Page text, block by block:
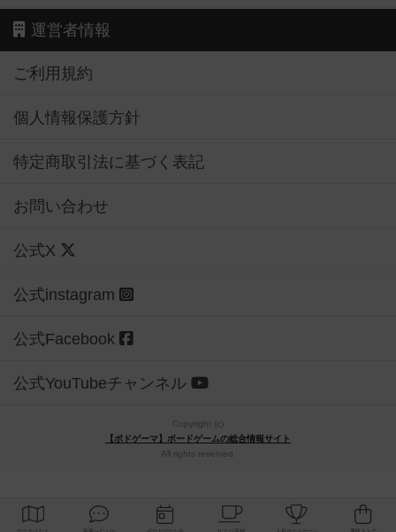
運営者情報
ご利用規約
個人情報保護方針
特定商取引法に基づく表記
お問い合わせ
公式X
公式instagram
公式Facebook
公式YouTubeチャンネル
Copyright (c)
【ボドゲーマ】ボードゲームの総合情報サイト
All rights reserved.